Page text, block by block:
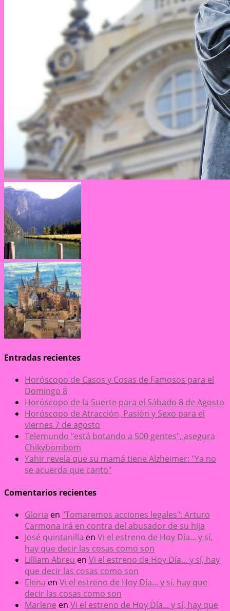
Entradas recientes
Horóscopo de Casos y Cosas de Famosos para el
Domingo 8
Horóscopo de la Suerte para el Sábado 8 de Agosto
Horóscopo de Atracción, Pasión y Sexo para el
viernes 7 de agosto
Telemundo "está botando a 500 gentes", asegura
Chikybombom
Yahir revela que su mamá tiene Alzheimer: "Ya no
se acuerda que canto"
Comentarios recientes
Gloria en "Tomaremos acciones legales": Arturo
Carmona irá en contra del abusador de su hija
José quintanilla en Vi el estreno de Hoy Día... y sí,
hay que decir las cosas como son
Lilliam Abreu en Vi el estreno de Hoy Día... y sí, hay
que decir las cosas como son
Elena en Vi el estreno de Hoy Día... y sí, hay que
decir las cosas como son
Marlene en Vi el estreno de Hoy Día... y sí, hay que